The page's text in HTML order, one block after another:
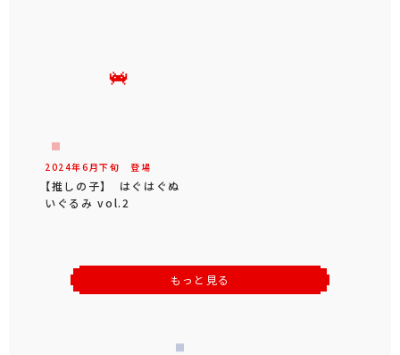
2024年6 月下旬 登場
【推しの子】 はぐはぐぬ
いぐるみ vol.2
もっと見る